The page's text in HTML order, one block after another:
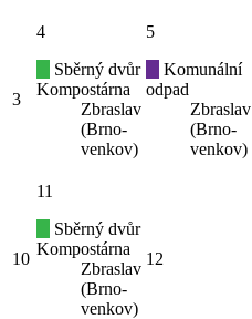
3
4
Sběrný dvůr
Kompostárna
Zbraslav
(Brno-
venkov)
5
Komunální
odpad
Zbraslav
(Brno-
venkov)
10
11
Sběrný dvůr
Kompostárna
Zbraslav
(Brno-
venkov)
12